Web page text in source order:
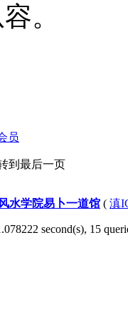
。
员
到最后一页
水学院易卜一道馆 ( 滇
second(s), 15